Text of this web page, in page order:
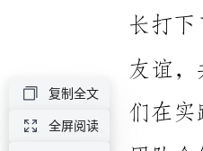
复制全文
全屏阅读